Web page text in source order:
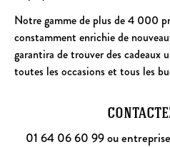
Notre gamme de plus de 4 000
constamment enrichie de
garantira de trouver des cadeaux
toutes les occasions et tous les
01 64 06 60 99 ou